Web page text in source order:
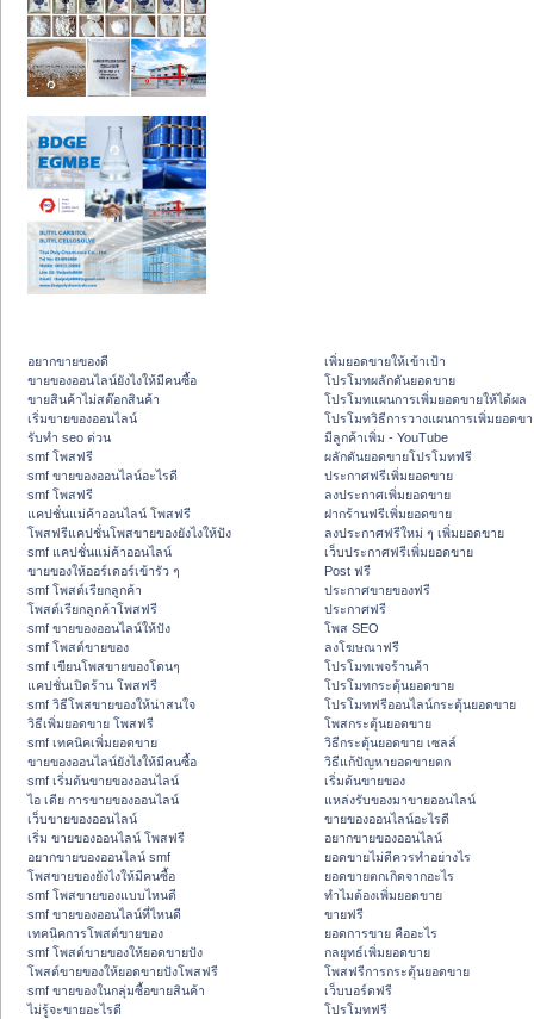
อยากขายของดี
ขายของออนไลน์ยังไงให้มีคนซื้อ
ขายสินค้าไม่สต๊อกสินค้า
เริ่มขายของออนไลน์
รับทำ seo ด่วน
smf โพสฟรี
smf ขายของออนไลน์อะไรดี
smf โพสฟรี
แคปชั่นแม่ค้าออนไลน์ โพสฟรี
โพสฟรีแคปชั่นโพสขายของยังไงให้ปัง
smf แคปชั่นแม่ค้าออนไลน์
ขายของให้ออร์เดอร์เข้ารัว ๆ
smf โพสต์เรียกลูกค้า
โพสต์เรียกลูกค้าโพสฟรี
smf ขายของออนไลน์ให้ปัง
smf โพสต์ขายของ
smf เขียนโพสขายของโดนๆ
แคปชั่นเปิดร้าน โพสฟรี
smf วิธีโพสขายของให้น่าสนใจ
วิธีเพิ่มยอดขาย โพสฟรี
smf เทคนิคเพิ่มยอดขาย
ขายของออนไลน์ยังไงให้มีคนซื้อ
smf เริ่มต้นขายของออนไลน์
ไอ เดีย การขายของออนไลน์
เว็บขายของออนไลน์
เริ่ม ขายของออนไลน์ โพสฟรี
อยากขายของออนไลน์ smf
โพสขายของยังไงให้มีคนซื้อ
smf โพสขายของแบบไหนดี
smf ขายของออนไลน์ที่ไหนดี
เทคนิคการโพสต์ขายของ
smf โพสต์ขายของให้ยอดขายปัง
โพสต์ขายของให้ยอดขายปังโพสฟรี
smf ขายของในกลุ่มซื้อขายสินค้า
ไม่รู้จะขายอะไรดี
เพิ่มยอดขายให้เข้าเป้า
โปรโมทผลักดันยอดขาย
โปรโมทแผนการเพิ่มยอดขายให้ได้ผล
โปรโมทวิธีการวางแผนการเพิ่มยอดข
มีลูกค้าเพิ่ม - YouTube
ผลักดันยอดขายโปรโมทฟรี
ประกาศฟรีเพิ่มยอดขาย
ลงประกาศเพิ่มยอดขาย
ฝากร้านฟรีเพิ่มยอดขาย
ลงประกาศฟรีใหม่ ๆ เพิ่มยอดขาย
เว็บประกาศฟรีเพิ่มยอดขาย
Post ฟรี
ประกาศขายของฟรี
ประกาศฟรี
โพส SEO
ลงโฆษณาฟรี
โปรโมทเพจร้านค้า
โปรโมทกระตุ้นยอดขาย
โปรโมทฟรีออนไลน์กระตุ้นยอดขาย
โพสกระตุ้นยอดขาย
วิธีกระตุ้นยอดขาย เซลล์
วิธีแก้ปัญหายอดขายตก
เริ่มต้นขายของ
แหล่งรับของมาขายออนไลน์
ขายของออนไลน์อะไรดี
อยากขายของออนไลน์
ยอดขายไม่ดีควรทำอย่างไร
ยอดขายตกเกิดจากอะไร
ทำไมต้องเพิ่มยอดขาย
ขายฟรี
ยอดการขาย คืออะไร
กลยุทธ์เพิ่มยอดขาย
โพสฟรีการกระตุ้นยอดขาย
เว็บบอร์ดฟรี
โปรโมทฟรี